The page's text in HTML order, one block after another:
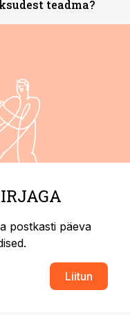
teadma?
postkasti päeva
Liitun